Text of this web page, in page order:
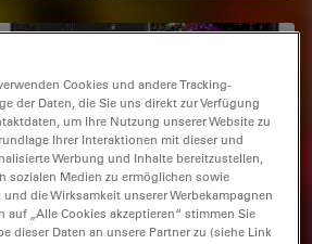
Tissue ermöglicht Echtzeit-
von 3D-Gewebeschnitten, die
Neurowissenschaft und der
verwendet werden.
Cookies und andere Tracking-
der Daten, die Sie uns direkt zur Verfügung
um Ihre Nutzung unserer Website zu
Ihrer Interaktionen mit dieser und
Werbung und Inhalte bereitzustellen,
sozialen Medien zu ermöglichen sowie
die Wirksamkeit unserer Werbekampagnen
auf „Alle Cookies akzeptieren“ stimmen Sie
dieser Daten an unsere Partner zu (siehe Link